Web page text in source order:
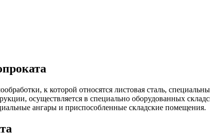
к которой относятся листовая сталь,
осуществляется в специально оборудованных
ангары и приспособленные складские помещения.